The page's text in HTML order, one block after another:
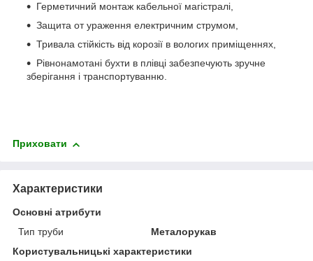
Герметичний монтаж кабельної магістралі,
Защита от ураження електричним струмом,
Тривала стійкість від корозії в вологих приміщеннях,
Рівнонамотані бухти в плівці забезпечують зручне
зберігання і транспортуванню.
Приховати
Характеристики
Основні атрибути
Тип труби
Металорукав
Користувальницькі характеристики